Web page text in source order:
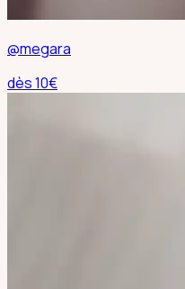
@megara
dès10€